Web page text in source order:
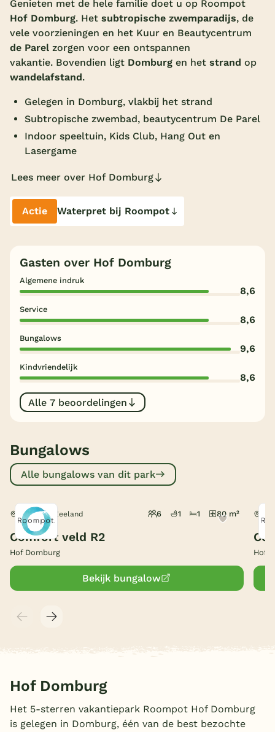
Overdekt zwembad
Indoor speeltuin
Keuzehulp
Nederland
Texel
België
Genieten met de hele familie doet u op Roompot
Hof Domburg. Het subtropische zwemparadijs, de
vele voorzieningen en het Kuur en Beautycentrum
de Parel zorgen voor een ontspannen
vakantie. Bovendien ligt Domburg en het strand op
wandelafstand.
Gelegen in Domburg, vlakbij het strand
Subtropische zwembad, beautycentrum De Parel
Indoor speeltuin, Kids Club, Hang Out en
Lasergame
Lees meer over Hof Domburg
Actie Waterpret bij Roompot
Gasten over Hof Domburg
Algemene indruk
8,6
Service
8,6
Bungalows
9,6
Kindvriendelijk
8,6
Alle 7 beoordelingen
Bungalows
Alle bungalows van dit park
Domburg, Zeeland 6 1 1 80 m²
Comfort veld R2
Hof Domburg
Bekijk bungalow
Hof
Hof Domburg
Het 5-sterren vakantiepark Roompot Hof Domburg
is gelegen in Domburg, één van de best bezochte